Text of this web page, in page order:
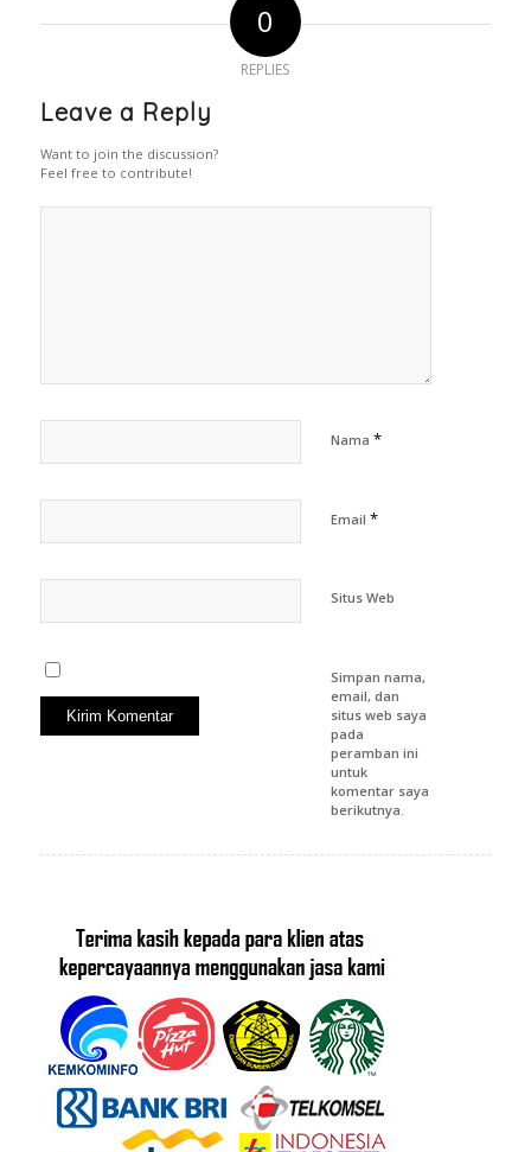
0
REPLIES
Leave a Reply
Want to join the discussion?
Feel free to contribute!
Nama *
Email *
Situs Web
Simpan nama,
email, dan
situs web saya
pada
peramban ini
untuk
komentar saya
berikutnya.